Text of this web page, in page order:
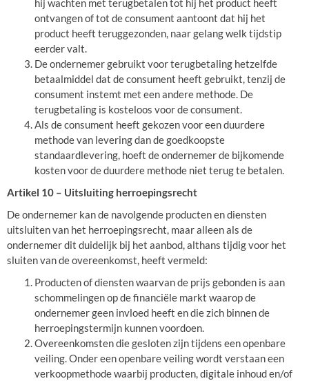
hij wachten met terugbetalen tot hij het product heeft
ontvangen of tot de consument aantoont dat hij het
product heeft teruggezonden, naar gelang welk tijdstip
eerder valt.
De ondernemer gebruikt voor terugbetaling hetzelfde
betaalmiddel dat de consument heeft gebruikt, tenzij de
consument instemt met een andere methode. De
terugbetaling is kosteloos voor de consument.
Als de consument heeft gekozen voor een duurdere
methode van levering dan de goedkoopste
standaardlevering, hoeft de ondernemer de bijkomende
kosten voor de duurdere methode niet terug te betalen.
Artikel 10 – Uitsluiting herroepingsrecht
De ondernemer kan de navolgende producten en diensten
uitsluiten van het herroepingsrecht, maar alleen als de
ondernemer dit duidelijk bij het aanbod, althans tijdig voor het
sluiten van de overeenkomst, heeft vermeld:
Producten of diensten waarvan de prijs gebonden is aan
schommelingen op de financiële markt waarop de
ondernemer geen invloed heeft en die zich binnen de
herroepingstermijn kunnen voordoen.
Overeenkomsten die gesloten zijn tijdens een openbare
veiling. Onder een openbare veiling wordt verstaan een
verkoopmethode waarbij producten, digitale inhoud en/of